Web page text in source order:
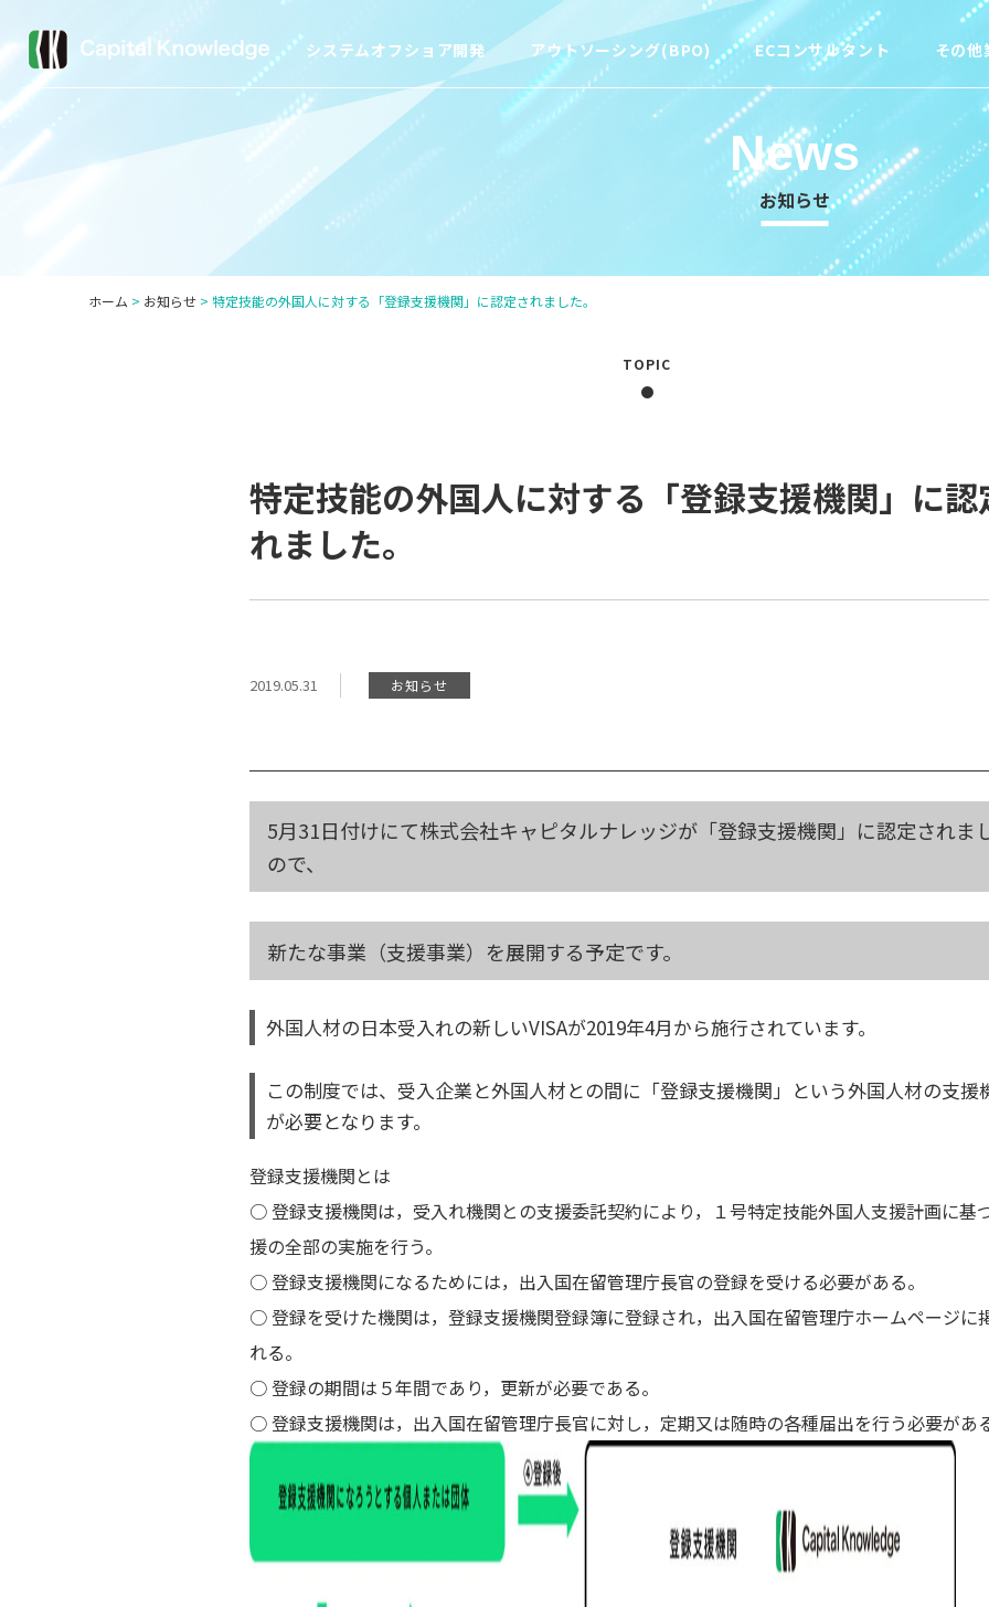
システムオフショア開発 アウトソーシング(BPO) ECコンサルタント その他
News
お知らせ
ホーム > お知らせ > 特定技能の外国人に対する「登録支援機関」に認定されました。
特定技能の外国人に対する「登録支援機関」に認
れました。
2019.05.31 お知らせ
5月31日付けにて株式会社キャピタルナレッジが「登録支援機関」に認定されま
ので、
新たな事業（支援事業）を展開する予定です。
外国人材の日本受入れの新しいVISAが2019年4月から施行されています。
この制度では、受入企業と外国人材との間に「登録支援機関」という外国人材の支援
が必要となります。
登録支援機関とは
○ 登録支援機関は，受入れ機関との支援委託契約により，１号特定技能外国人支援計画に基
援の全部の実施を行う。
○ 登録支援機関になるためには，出入国在留管理庁長官の登録を受ける必要がある。
○ 登録を受けた機関は，登録支援機関登録簿に登録され，出入国在留管理庁ホームページに
れる。
○ 登録の期間は５年間であり，更新が必要である。
○ 登録支援機関は，出入国在留管理庁長官に対し，定期又は随時の各種届出を行う必要があ